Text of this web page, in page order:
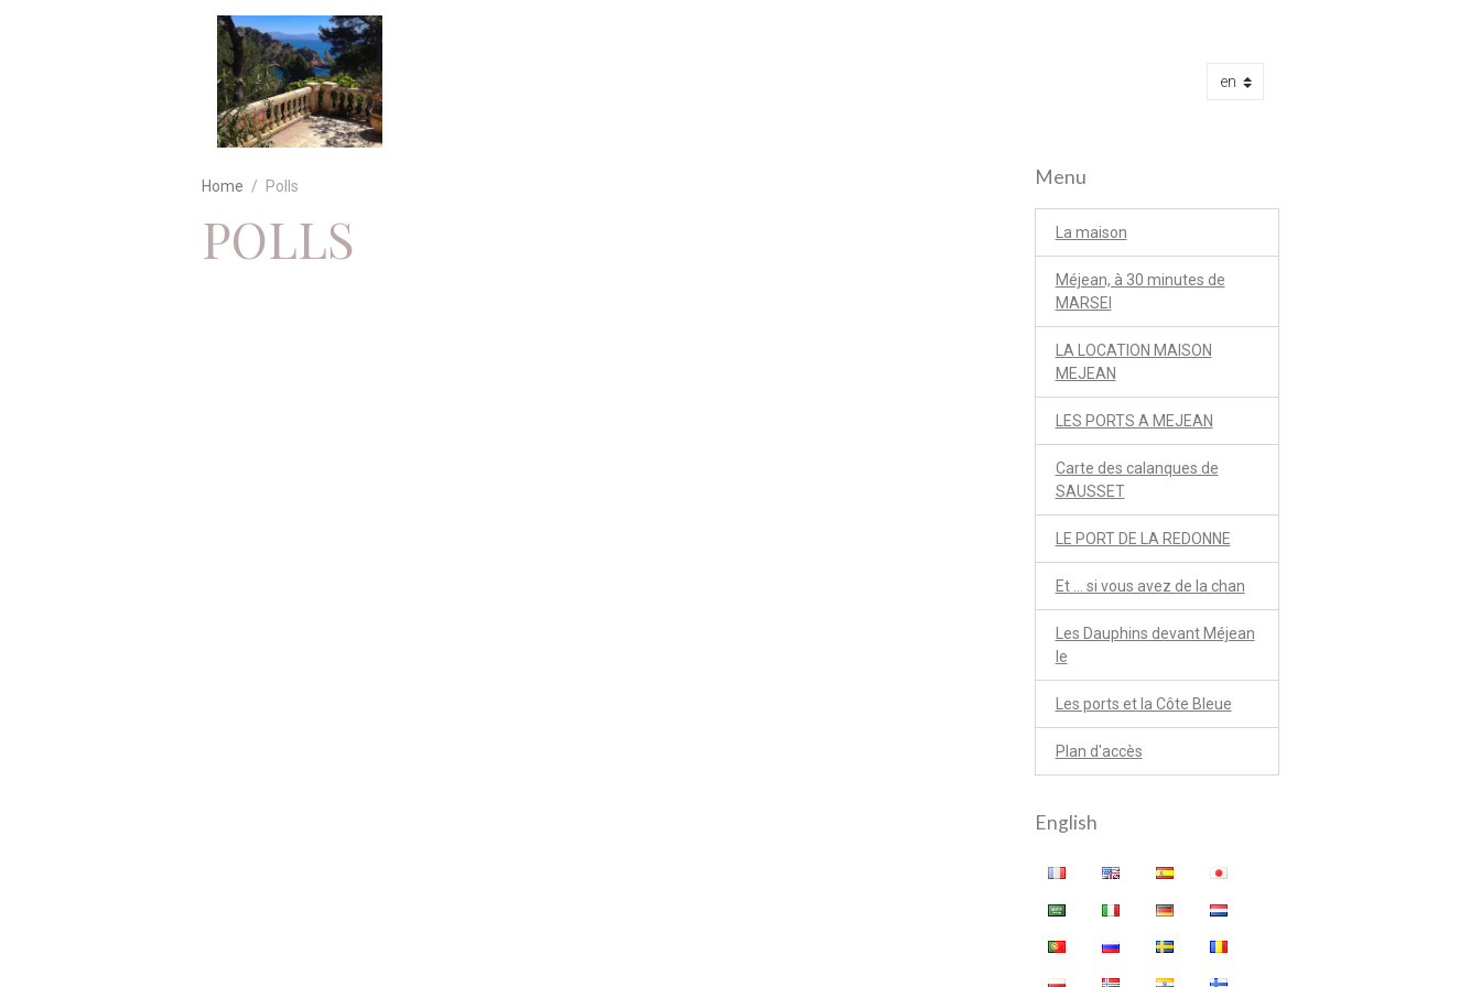
Home Polls
POLLS
Menu
La maison
Méjean, à 30 minutes de
MARSEI
LA LOCATION MAISON
MEJEAN
LES PORTS A MEJEAN
Carte des calanques de
SAUSSET
LE PORT DE LA REDONNE
Et ... si vous avez de la chan
Les Dauphins devant Méjean
le
Les ports et la Côte Bleue
Plan d'accès
English